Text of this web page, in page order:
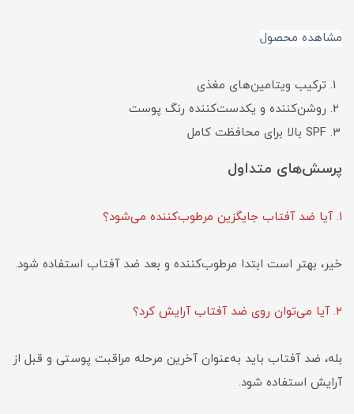
مشاهده محصول
ترکیب ویتامین‌های مغذی
روشن‌کننده و یکدست‌کننده رنگ پوست
SPF بالا برای محافظت کامل
پرسش‌های متداول
۱. آیا ضد آفتاب جایگزین مرطوب‌کننده می‌شود؟
خیر، بهتر است ابتدا مرطوب‌کننده و بعد ضد آفتاب استفاده شود.
۲. آیا می‌توان روی ضد آفتاب آرایش کرد؟
بله، ضد آفتاب باید به‌عنوان آخرین مرحله مراقبت پوستی و قبل از
آرایش استفاده شود.